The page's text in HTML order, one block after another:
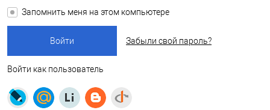
Запомнить меня на этом компьютере
Забыли свой пароль?
Войти как пользователь